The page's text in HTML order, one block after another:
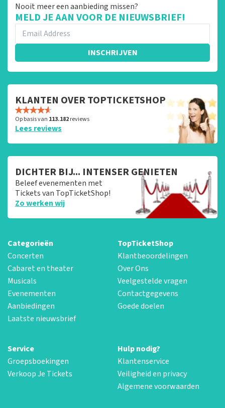
Nooit meer een aanbieding missen?
MELD JE AAN VOOR DE NIEUWSBRIEF!
INSCHRIJVEN
KLANTEN OVER TOPTICKETSHOP
Op basis van 113.182reviews
Lees reviews
DICHTER BIJ... INTENSER GENIETEN
Beleef evenementen met
Tickets van TopTicketShop!
Zo werken wij
Categorieën
Concerten
Cabaret en theater
Musicals
Evenementen
Aanbiedingen
Laatste nieuwsbrief
TopTicketShop
Klantbeoordelingen
Over Ons
Veelgestelde vragen
Contactgegevens
Goede doelen
Service
Groepsboekingen
Verkoop Je Tickets
Hulp nodig?
Klantenservice
Veiligheid en privacy
Algemene voorwaarden